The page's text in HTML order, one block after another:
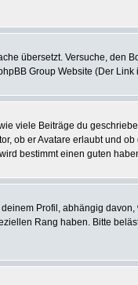
übersetzt. Versuche, den
Group Website (Der Link
viele Beiträge du
ob er Avatare erlaubt und
bestimmt einen guten
Profil, abhängig
Rang haben. Bitte